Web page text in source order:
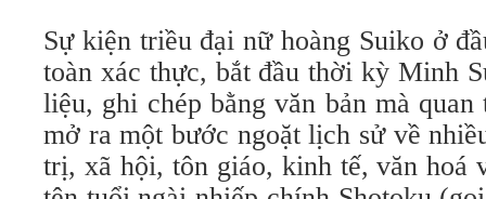
Sự kiện triều đại nữ hoàng Suiko ở
toàn xác thực, bắt đầu thời kỳ Minh
liệu, ghi chép bằng văn bản mà
mở ra một bước ngoặt lịch sử về
trị, xã hội, tôn giáo, kinh tế, văn hoá